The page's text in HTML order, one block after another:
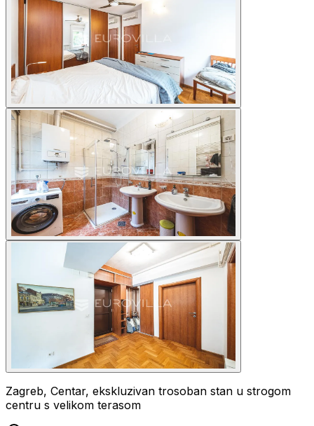
Zagreb, Centar, ekskluzivan trosoban stan u strogom
centru s velikom terasom